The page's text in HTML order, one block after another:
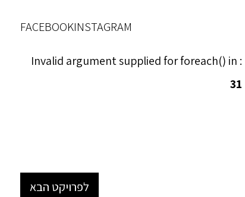
INSTAGRAM
FACEBOOK
: Invalid argument supplied for foreach() in
31
לפרויקט הבא